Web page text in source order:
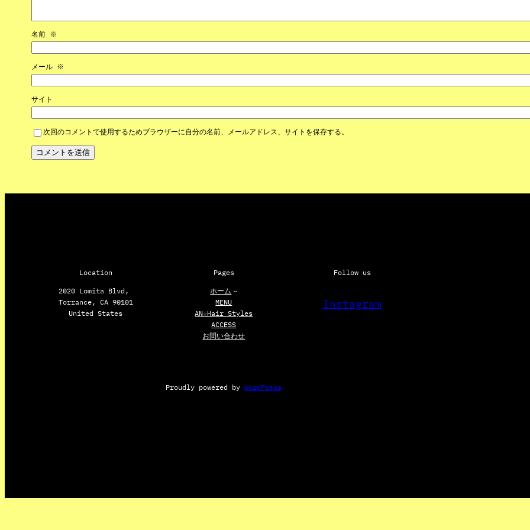
名前 ※
メール ※
サイト
次回のコメントで使用するためブラウザーに自分の名前、メールアドレス、サイトを保存する。
Location
2020 Lomita Blvd,
Torrance, CA 90101
United States
Pages
ホーム
MENU
AN☆Hair Styles
ACCESS
お問い合わせ
Follow us
Instagram
Proudly powered byWordPress